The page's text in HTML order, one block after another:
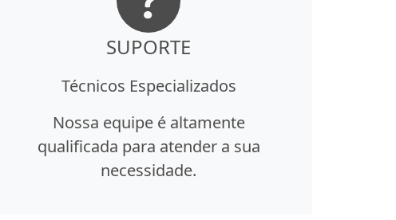
SUPORTE
Técnicos Especializados
Nossa equipe é altamente
qualificada para atender a sua
necessidade.